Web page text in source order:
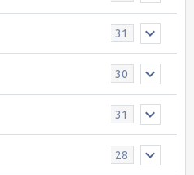
31
30
31
28